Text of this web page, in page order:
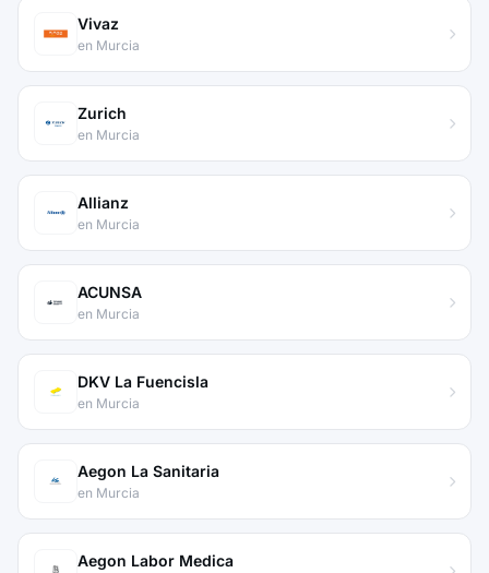
Vivaz
en Murcia
Zurich
en Murcia
Allianz
en Murcia
ACUNSA
en Murcia
DKV La Fuencisla
en Murcia
Aegon La Sanitaria
en Murcia
Aegon Labor Medica